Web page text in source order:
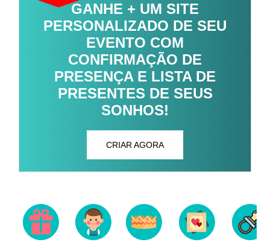
GANHE + UM SITE
PERSONALIZADO DE SEU
EVENTO COM
CONFIRMAÇÃO DE
PRESENÇA E LISTA DE
PRESENTES DE SEUS
SONHOS!
CRIAR AGORA